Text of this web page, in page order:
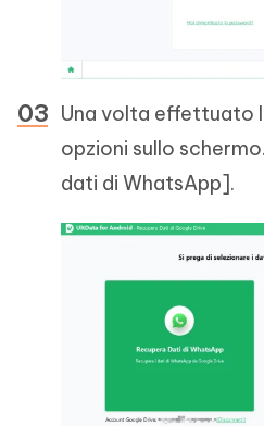
Una volta effettuato
opzioni sullo
dati di WhatsApp].